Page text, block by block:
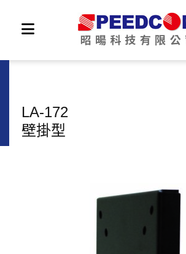
LA-172
壁掛型